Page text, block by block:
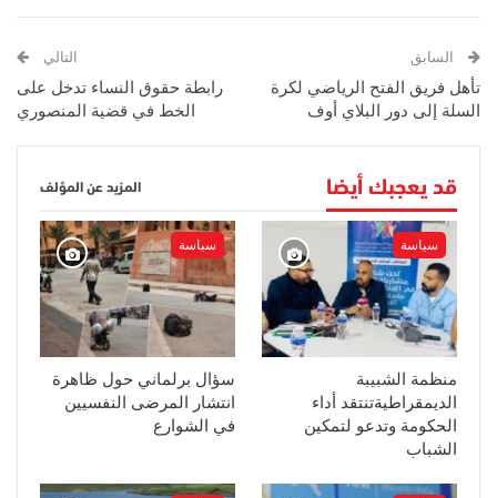
السابق
تأهل فريق الفتح الرياضي لكرة
السلة إلى دور البلاي أوف
التالي
رابطة حقوق النساء تدخل على
الخط في قضية المنصوري
قد يعجبك أيضا المزيد عن المؤلف
سياسة
منظمة الشبيبة
الديمقراطيةتنتقد أداء
الحكومة وتدعو لتمكين
الشباب
سياسة
سؤال برلماني حول ظاهرة
انتشار المرضى النفسيين
في الشوارع